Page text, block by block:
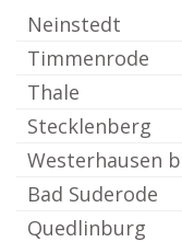
Neinstedt
Timmenrode
Thale
Stecklenberg
Westerhausen
Bad Suderode
Quedlinburg